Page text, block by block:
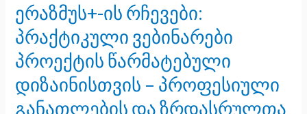
ერაზმუს+-ის რჩევები:
პრაქტიკული ვებინარები
პროექტის წარმატებული
დიზაინისთვის – პროფესიული
განათლების და ზრდასრულთა
ერაზმუს+-
ის
რჩევები:
პრაქტიკული
ვებინარები
პროექტის